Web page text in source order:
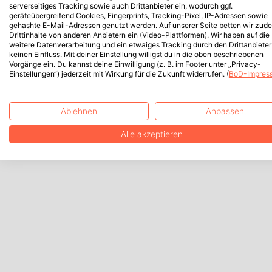
serverseitiges Tracking sowie auch Drittanbieter ein, wodurch ggf.
geräteübergreifend Cookies, Fingerprints, Tracking-Pixel, IP-Adressen sowie
gehashte E-Mail-Adressen genutzt werden. Auf unserer Seite betten wir
Drittinhalte von anderen Anbietern ein (Video-Plattformen). Wir haben auf die
weitere Datenverarbeitung und ein etwaiges Tracking durch den Drittanbieter
keinen Einfluss. Mit deiner Einstellung willigst du in die oben beschriebenen
Vorgänge ein. Du kannst deine Einwilligung (z. B. im Footer unter „Privacy-
Einstellungen“) jederzeit mit Wirkung für die Zukunft widerrufen. (BoD-
Ablehnen Anpassen
Alle akzeptieren